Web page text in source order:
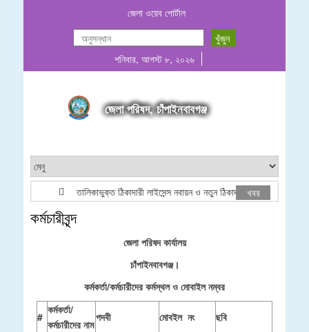
জেলা ওয়েব পোর্টাল
শনিবার, আগস্ট ৮, ২০২৬
জেলা পরিষদ, চাঁপাইনবাবগঞ্জ
তালিকাভুক্ত ঠিকাদারী লাইসেন্স নবায়ন ও নতুন ঠিকাদারী তালিকা ভুক্তি
খবর
কর্মচারীবৃন্দ
জেলা পরিষদ কার্যালয়
চাঁপাইনবাবগঞ্জ।
কর্মকর্তা/কর্মচারীদের কর্মস্থল ও মোবাইল নম্বর
#
কর্মকর্তা/
কর্মচারীদের নাম
পদবী মোবইল নং ছবি